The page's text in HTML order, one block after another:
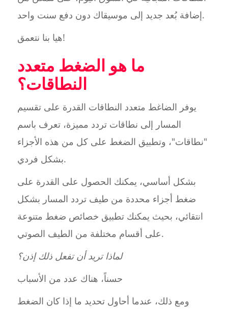
إضافة بُعد جديد إلى موسيقاك دون دفع سنت واحد.
هيا بنا نتعمق!
ما هو الضغط متعدد
النطاقات؟
يوفر الضاغط متعدد النطاقات القدرة على تقسيم
المسار إلى نطاقات تردد مميزة، تعرف باسم
"نطاقات"، وتطبيق الضغط على كل من هذه الأجزاء
بشكل فردي.
بشكل أساسي، يمكنك الحصول على القدرة على
ضغط أجزاء محددة من طيف تردد المسار بشكل
انتقائي، بحيث يمكنك تطبيق خصائص ضغط متنوعة
على أقسام مختلفة من الطيف الصوتي.
لماذا تريد أن تفعل ذلك إذن؟
حسناً، هناك عدد من الأسباب
ومع ذلك، عندما أحاول تحديد ما إذا كان الضغط